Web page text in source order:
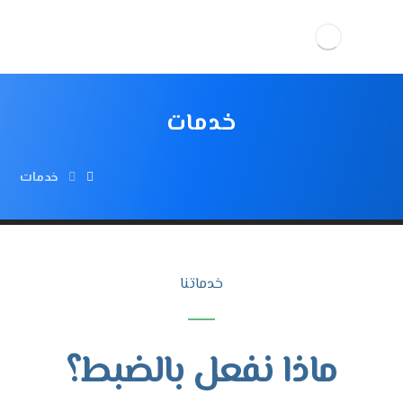
خدمات
خدمات
خدماتنا
ماذا نفعل بالضبط؟